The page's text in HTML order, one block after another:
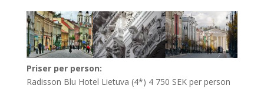
Priser per person:
Radisson Blu Hotel Lietuva (4*) 4 750 SEK per person